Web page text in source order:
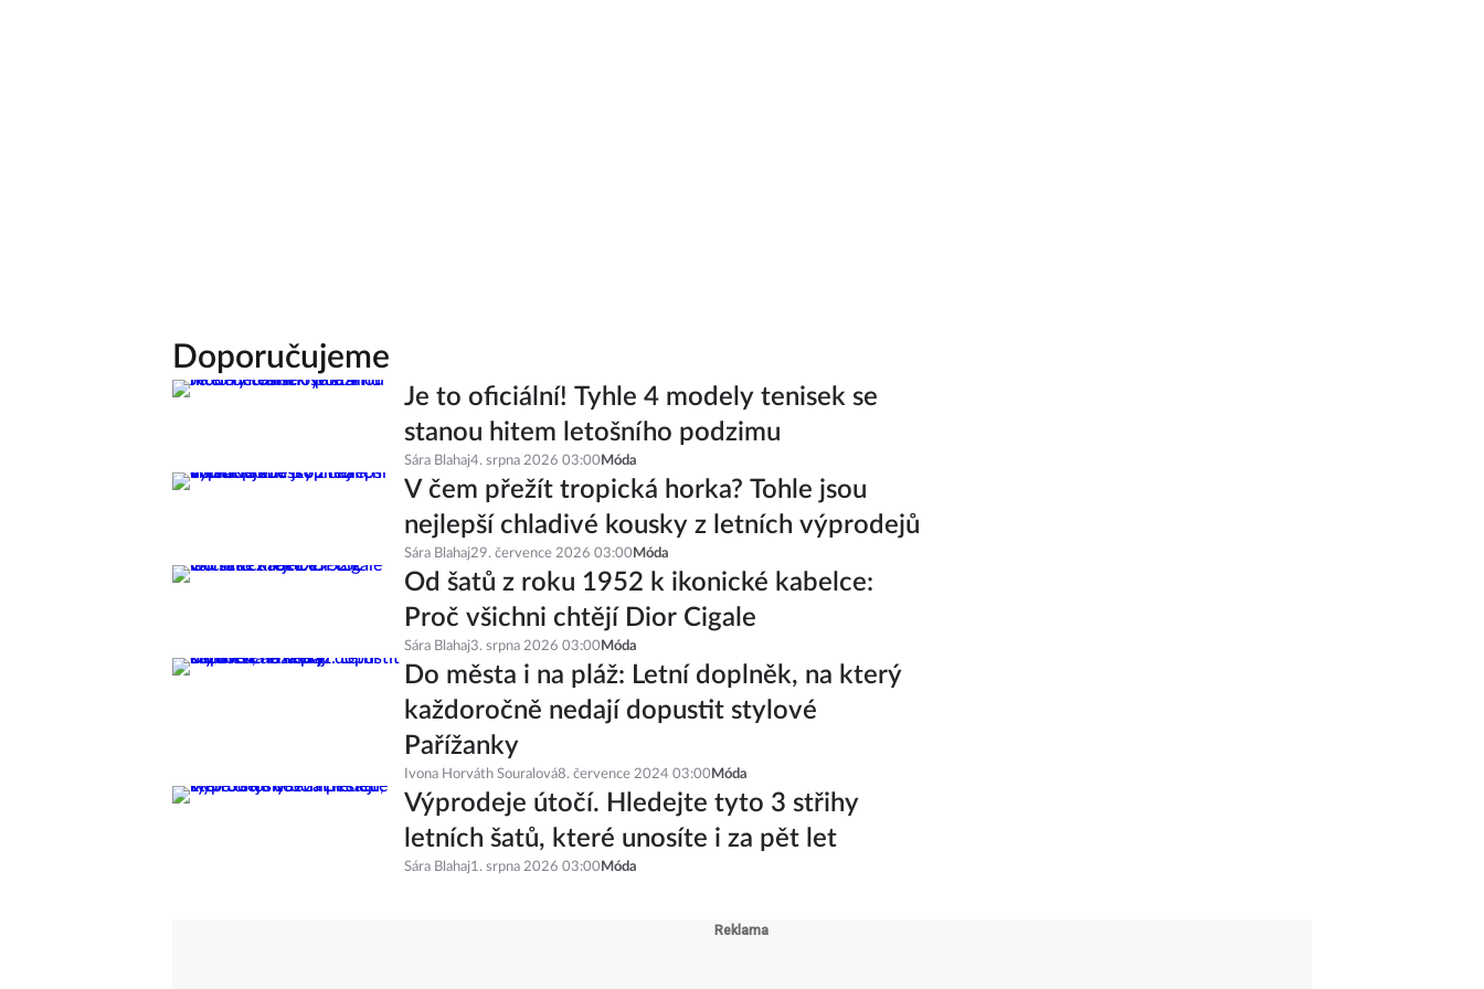
Doporučujeme
Je to oficiální! Tyhle 4 modely tenisek se
stanou hitem letošního podzimu
Sára Blahaj4. srpna 2026 03:00 Móda
V čem přežít tropická horka? Tohle jsou
nejlepší chladivé kousky z letních výprodejů
Sára Blahaj29. července 2026 03:00 Móda
Od šatů z roku 1952 k ikonické kabelce:
Proč všichni chtějí Dior Cigale
Sára Blahaj3. srpna 2026 03:00 Móda
Do města i na pláž: Letní doplněk, na který
každoročně nedají dopustit stylové
Pařížanky
Ivona Horváth Souralová8. července 2024 03:00 Móda
Výprodeje útočí. Hledejte tyto 3 střihy
letních šatů, které unosíte i za pět let
Sára Blahaj1. srpna 2026 03:00 Móda